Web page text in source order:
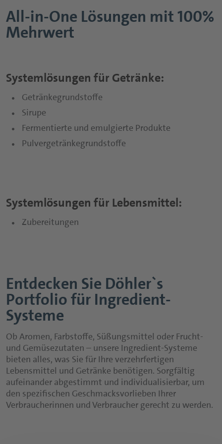
Trinkmahlzeiten
Sport- und Proteingetränke
Kapseln
Pulver
Fruchtgummis
Funktionelle Sirupe
All-in-One Lösungen mit 100%
Mehrwert
Systemlösungen für Getränke:
Getränkegrundstoffe
Sirupe
Fermentierte und emulgierte Produkte
Pulvergetränkegrundstoffe
Systemlösungen für Lebensmittel:
Zubereitungen
Entdecken Sie Döhler`s
Portfolio für Ingredient-
Systeme
Ob Aromen, Farbstoffe, Süßungsmittel oder Frucht-
und Gemüsezutaten – unsere Ingredient-Systeme
bieten alles, was Sie für Ihre verzehrfertigen
Lebensmittel und Getränke benötigen. Sorgfältig
aufeinander abgestimmt und individualisierbar, um
den spezifischen Geschmacksvorlieben Ihrer
Verbraucherinnen und Verbraucher gerecht zu werden.